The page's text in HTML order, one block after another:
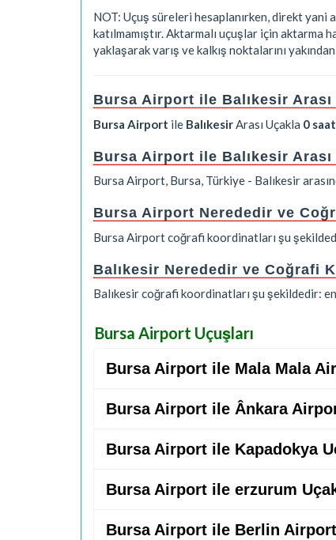
NOT: Uçuş süreleri hesaplanırken, direkt yani
katılmamıştır. Aktarmalı uçuşlar için aktarma
yaklaşarak varış ve kalkış noktalarını
Bursa Airport ile Balıkesir
Bursa Airport ile Balıkesir Arası Uçakla 0
Bursa Airport ile Balıkesir
Bursa Airport, Bursa, Türkiye - Balıkesir
Bursa Airport Nerededir ve
Bursa Airport coğrafi koordinatları şu
Balıkesir Nerededir ve Coğrafi
Balıkesir coğrafi koordinatları şu şekildedir:
Bursa Airport Uçuşları
Bursa Airport ile Mala Mala
Bursa Airport ile Ânkara
Bursa Airport ile Kapadokya
Bursa Airport ile erzurum
Bursa Airport ile Berlin